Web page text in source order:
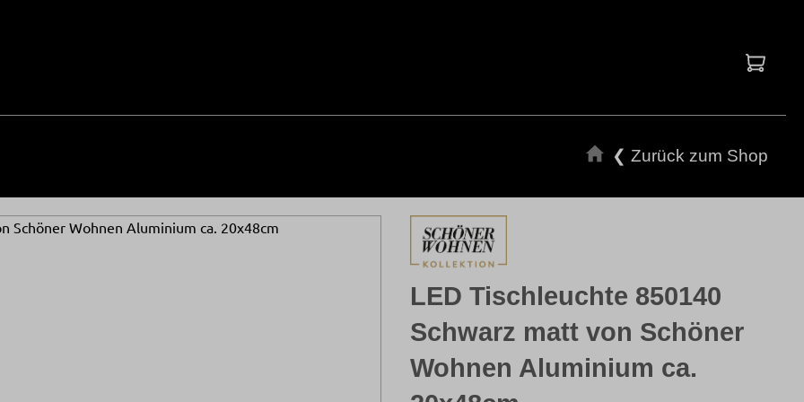
❮ Zurück zum Shop
LED Tischleuchte 850140
Schwarz matt von Schöner
Wohnen Aluminium ca.